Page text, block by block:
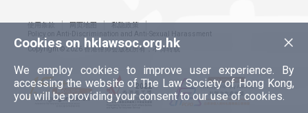
×
Cookies on hklawsoc.org.hk
We employ cookies to improve user experience. By
accessing the website of The Law Society of Hong Kong,
you will be providing your consent to our use of cookies.
使用条款 网页地图
私隐政策
Policy on Anti-Discrimination and Anti-Sexual Harassment
Copyright © 2026 香港律师会版权所有，不得转载